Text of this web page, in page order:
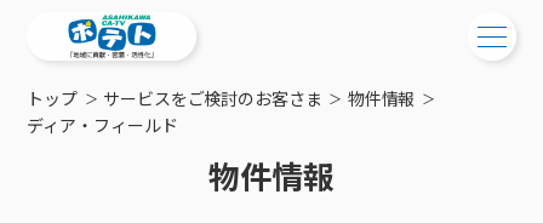
ご検討中の方
トップ サービスをご検討のお客さま
物件情報
ディア・フィールド
物件情報